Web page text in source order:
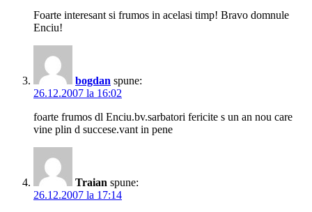
Foarte interesant si frumos in acelasi timp! Bravo domnule
Enciu!
bogdan spune:
26.12.2007 la 16:02
foarte frumos dl Enciu.bv.sarbatori fericite s un an nou care
vine plin d succese.vant in pene
Traian spune:
26.12.2007 la 17:14